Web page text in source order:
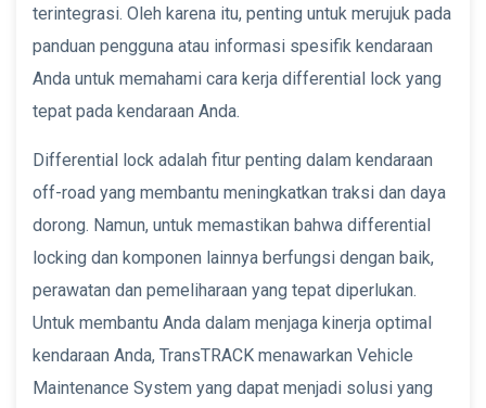
terintegrasi. Oleh karena itu, penting untuk merujuk pada
panduan pengguna atau informasi spesifik kendaraan
Anda untuk memahami cara kerja differential lock yang
tepat pada kendaraan Anda.
Differential lock adalah fitur penting dalam kendaraan
off-road yang membantu meningkatkan traksi dan daya
dorong. Namun, untuk memastikan bahwa differential
locking dan komponen lainnya berfungsi dengan baik,
perawatan dan pemeliharaan yang tepat diperlukan.
Untuk membantu Anda dalam menjaga kinerja optimal
kendaraan Anda, TransTRACK menawarkan Vehicle
Maintenance System yang dapat menjadi solusi yang